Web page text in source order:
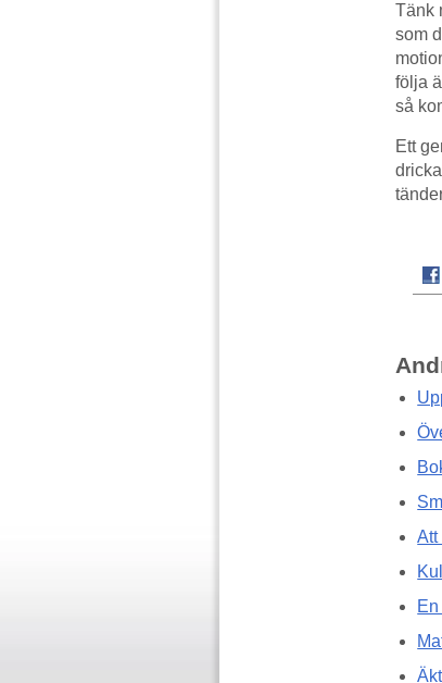
Tänk
som
följa
så
Ett
Att